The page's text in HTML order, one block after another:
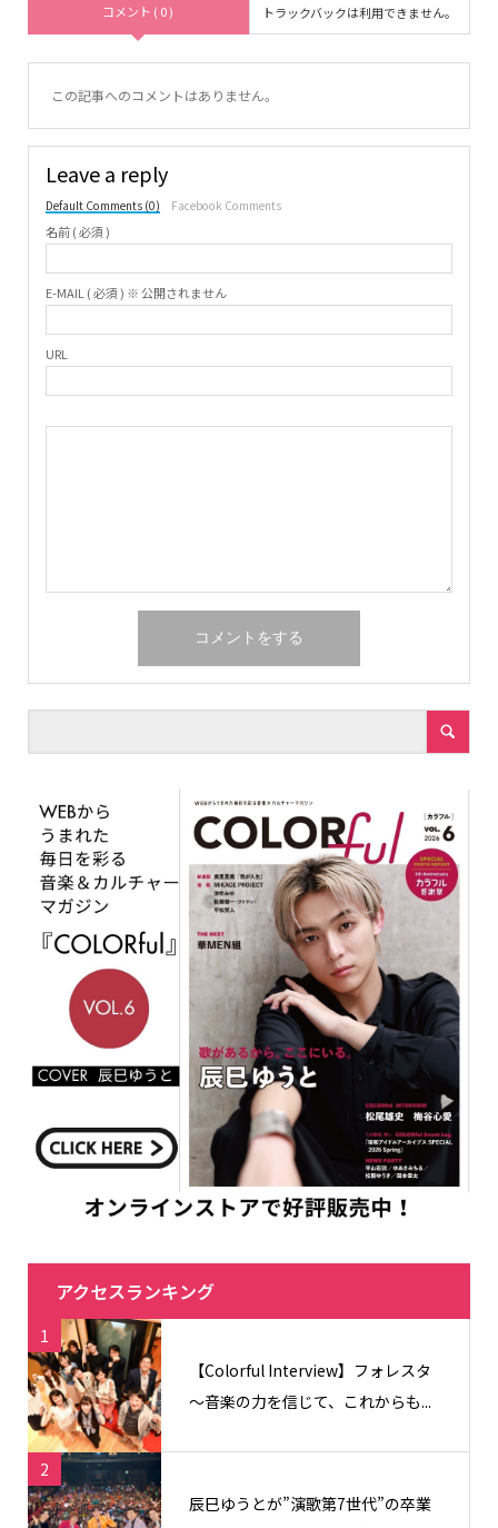
コメント ( 0 ) トラックバックは利用できません。
この記事へのコメントはありません。
Leave a reply
Default Comments (0) Facebook Comments
名前 ( 必須 )
E-MAIL ( 必須 ) ※ 公開されません
URL
アクセスランキング
1
【Colorful Interview】フォレスタ
〜音楽の力を信じて、これからも...
2
辰巳ゆうとが”演歌第7世代”の卒業